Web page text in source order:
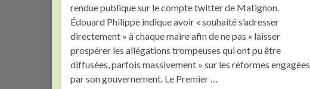
rendue publique sur le compte twitter de Matignon.
Édouard Philippe indique avoir « souhaité s’adresser
directement » à chaque maire afin de ne pas « laisser
prospérer les allégations trompeuses qui ont pu être
diffusées, parfois massivement » sur les réformes engagées
par son gouvernement. Le Premier …